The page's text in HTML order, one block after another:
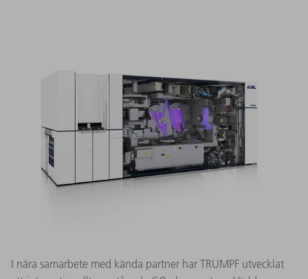
I nära samarbete med kända partner har TRUMPF utvecklat